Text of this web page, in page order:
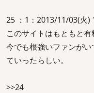
25 ：1：2013/11/03(火)
このサイトはもともと有
今でも根強いファンが
ていったらしい。
>>24